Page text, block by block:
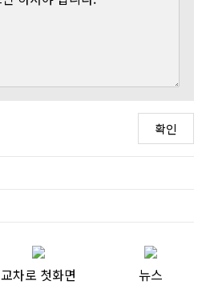
교차로 첫화면 뉴스